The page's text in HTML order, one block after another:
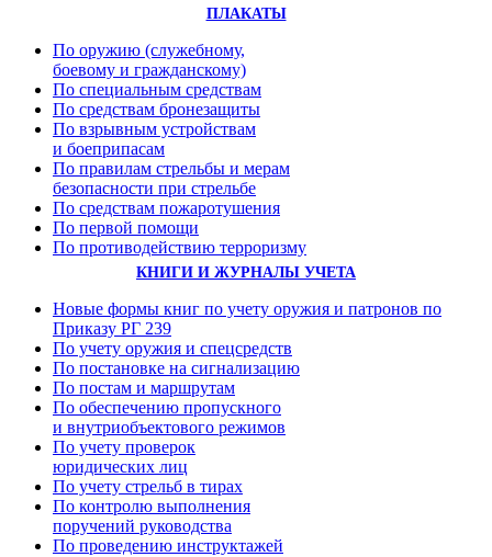
ПЛАКАТЫ
По оружию (служебному,
боевому и гражданскому)
По специальным средствам
По средствам бронезащиты
По взрывным устройствам
и боеприпасам
По правилам стрельбы и мерам
безопасности при стрельбе
По средствам пожаротушения
По первой помощи
По противодействию терроризму
КНИГИ И ЖУРНАЛЫ УЧЕТА
Новые формы книг по учету оружия и патронов по
Приказу РГ 239
По учету оружия и спецсредств
По постановке на сигнализацию
По постам и маршрутам
По обеспечению пропускного
и внутриобъектового режимов
По учету проверок
юридических лиц
По учету стрельб в тирах
По контролю выполнения
поручений руководства
По проведению инструктажей